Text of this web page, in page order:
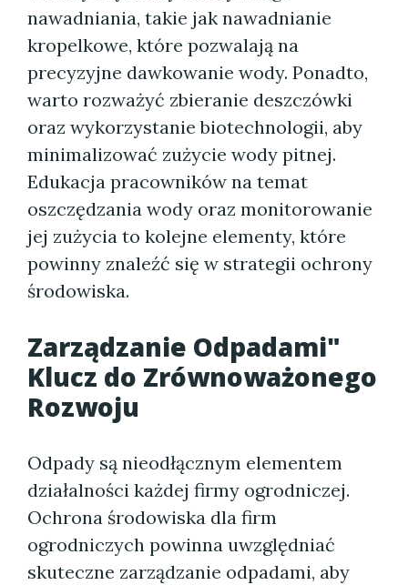
nawadniania, takie jak nawadnianie
kropelkowe, które pozwalają na
precyzyjne dawkowanie wody. Ponadto,
warto rozważyć zbieranie deszczówki
oraz wykorzystanie biotechnologii, aby
minimalizować zużycie wody pitnej.
Edukacja pracowników na temat
oszczędzania wody oraz monitorowanie
jej zużycia to kolejne elementy, które
powinny znaleźć się w strategii ochrony
środowiska.
Zarządzanie Odpadami"
Klucz do Zrównoważonego
Rozwoju
Odpady są nieodłącznym elementem
działalności każdej firmy ogrodniczej.
Ochrona środowiska dla firm
ogrodniczych powinna uwzględniać
skuteczne zarządzanie odpadami, aby